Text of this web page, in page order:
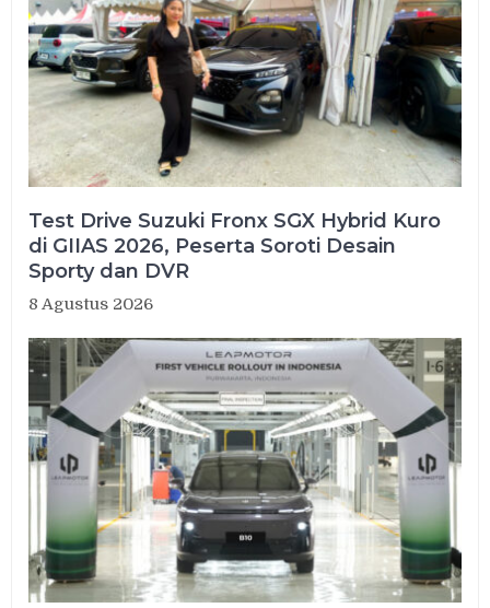
Test Drive Suzuki Fronx SGX Hybrid Kuro
di GIIAS 2026, Peserta Soroti Desain
Sporty dan DVR
8 Agustus 2026